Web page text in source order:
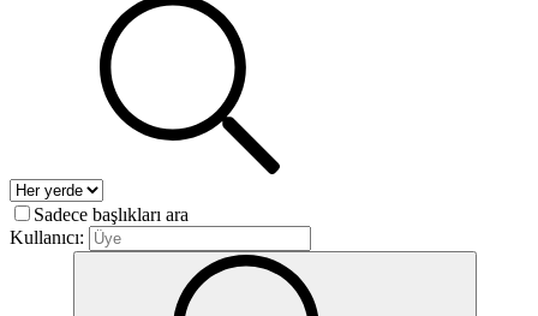
Sadece başlıkları ara
Kullanıcı: